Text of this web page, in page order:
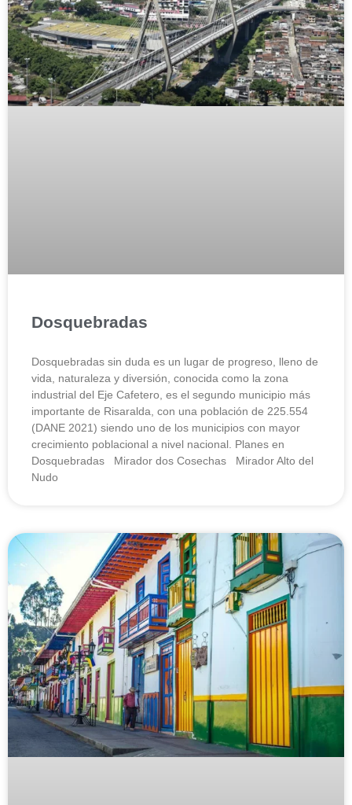
Dosquebradas
Dosquebradas sin duda es un lugar de progreso, lleno de
vida, naturaleza y diversión, conocida como la zona
industrial del Eje Cafetero, es el segundo municipio más
importante de Risaralda, con una población de 225.554
(DANE 2021) siendo uno de los municipios con mayor
crecimiento poblacional a nivel nacional. Planes en
Dosquebradas Mirador dos Cosechas Mirador Alto del
Nudo